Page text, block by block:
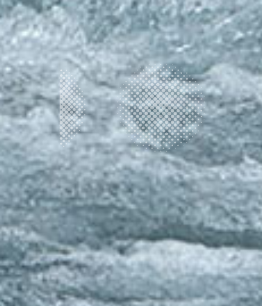
2026年 上期理事会議事録
2026.08.07
7月三連休は今年も安曇野ツアー
2026.07.22
安曇野ツアー
2026.07.21